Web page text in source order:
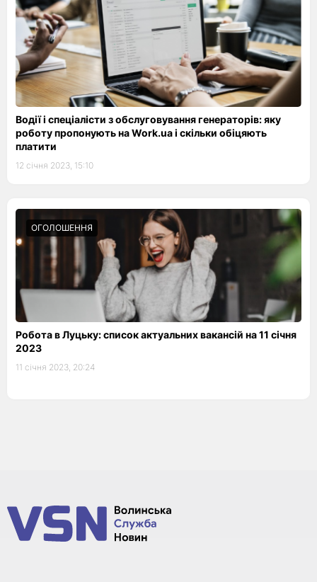
Водії і спеціалісти з обслуговування генераторів: яку
роботу пропонують на Work.ua і скільки обіцяють
платити
12 січня 2023, 15:10
ОГОЛОШЕННЯ
Робота в Луцьку: список актуальних вакансій на 11 січня
2023
11 січня 2023, 20:24